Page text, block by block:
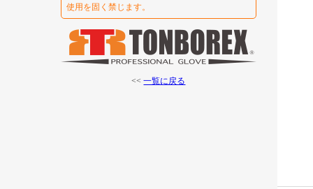
使用を固く禁じます。
<<一覧に戻る